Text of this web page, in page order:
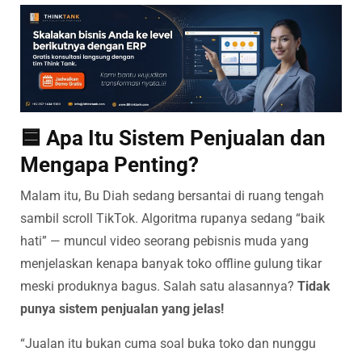
🟦 Apa Itu Sistem Penjualan dan
Mengapa Penting?
Malam itu, Bu Diah sedang bersantai di ruang tengah
sambil scroll TikTok. Algoritma rupanya sedang “baik
hati” — muncul video seorang pebisnis muda yang
menjelaskan kenapa banyak toko offline gulung tikar
meski produknya bagus. Salah satu alasannya? Tidak
punya sistem penjualan yang jelas!
“Jualan itu bukan cuma soal buka toko dan nunggu